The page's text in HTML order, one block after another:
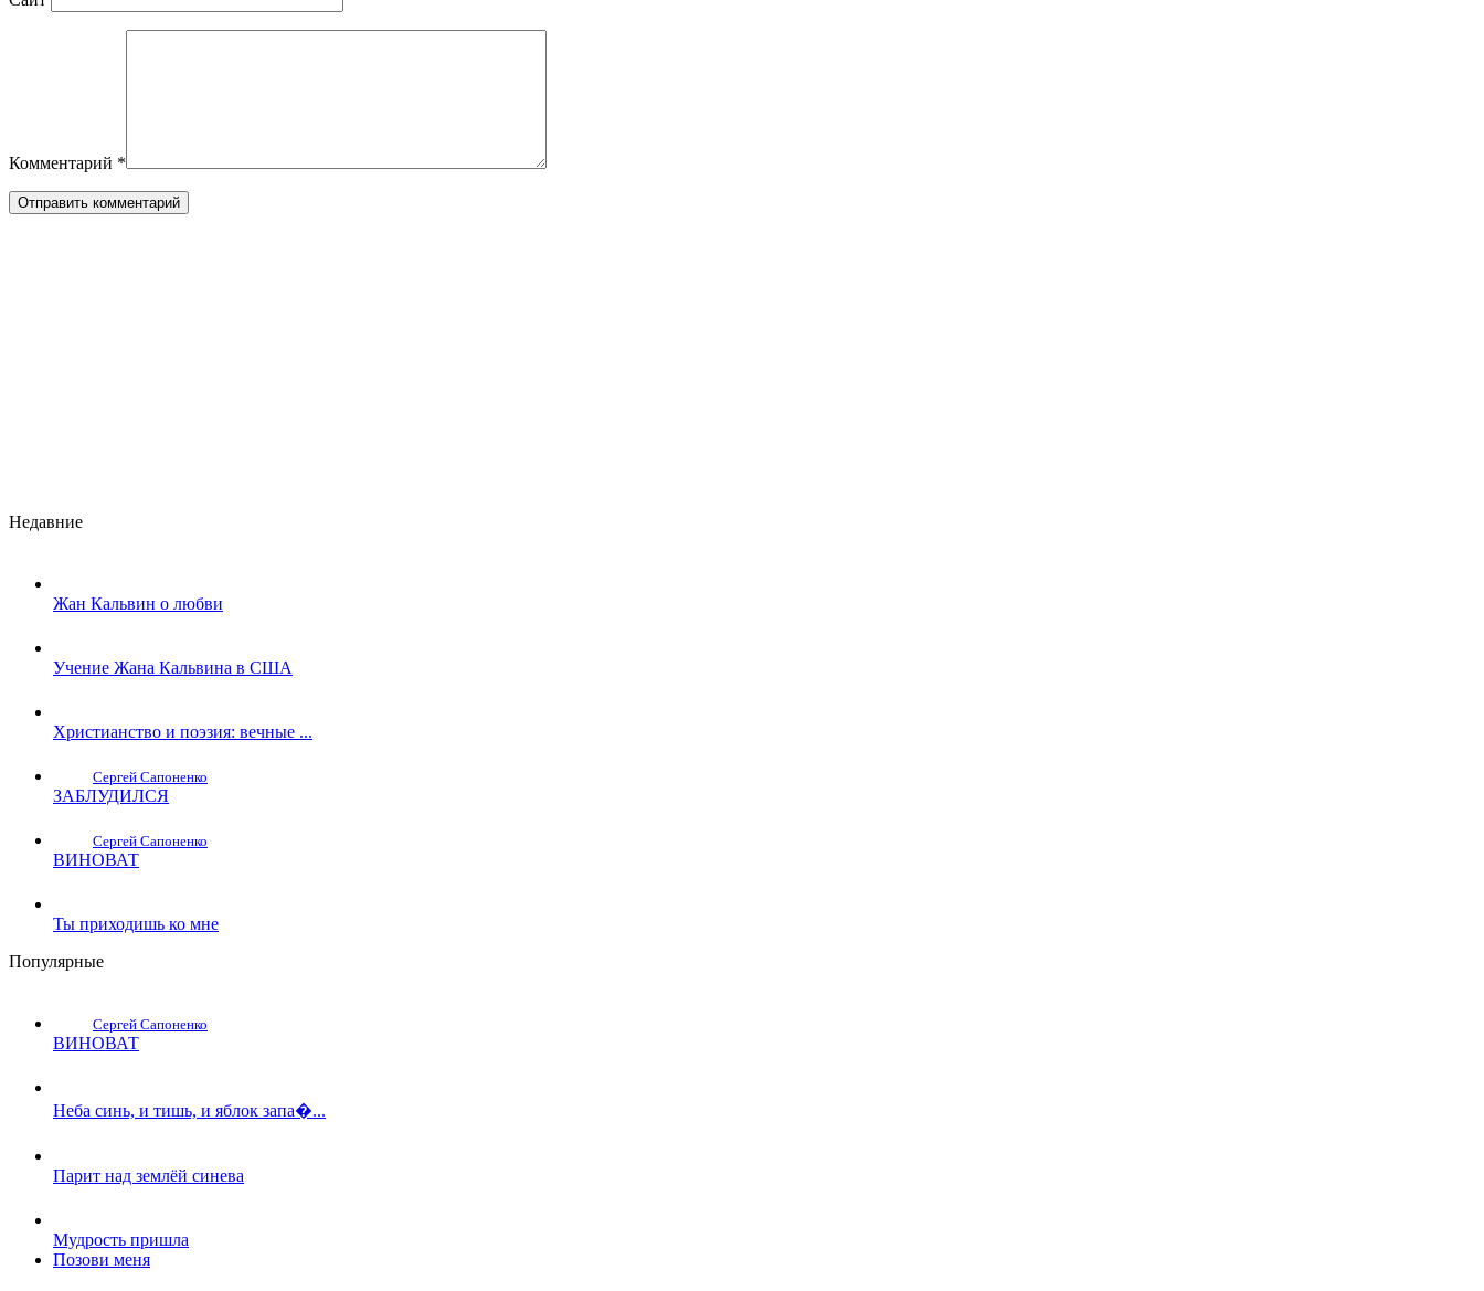
Комментарий *
Недавние
Жан Кальвин о любви
Учение Жана Кальвина в США
Христианство и поэзия: вечные ...
Сергей Сапоненко
ЗАБЛУДИЛСЯ
Сергей Сапоненко
ВИНОВАТ
Ты приходишь ко мне
Популярные
Сергей Сапоненко
ВИНОВАТ
Неба синь, и тишь, и яблок запа�...
Парит над землёй синева
Мудрость пришла
Позови меня